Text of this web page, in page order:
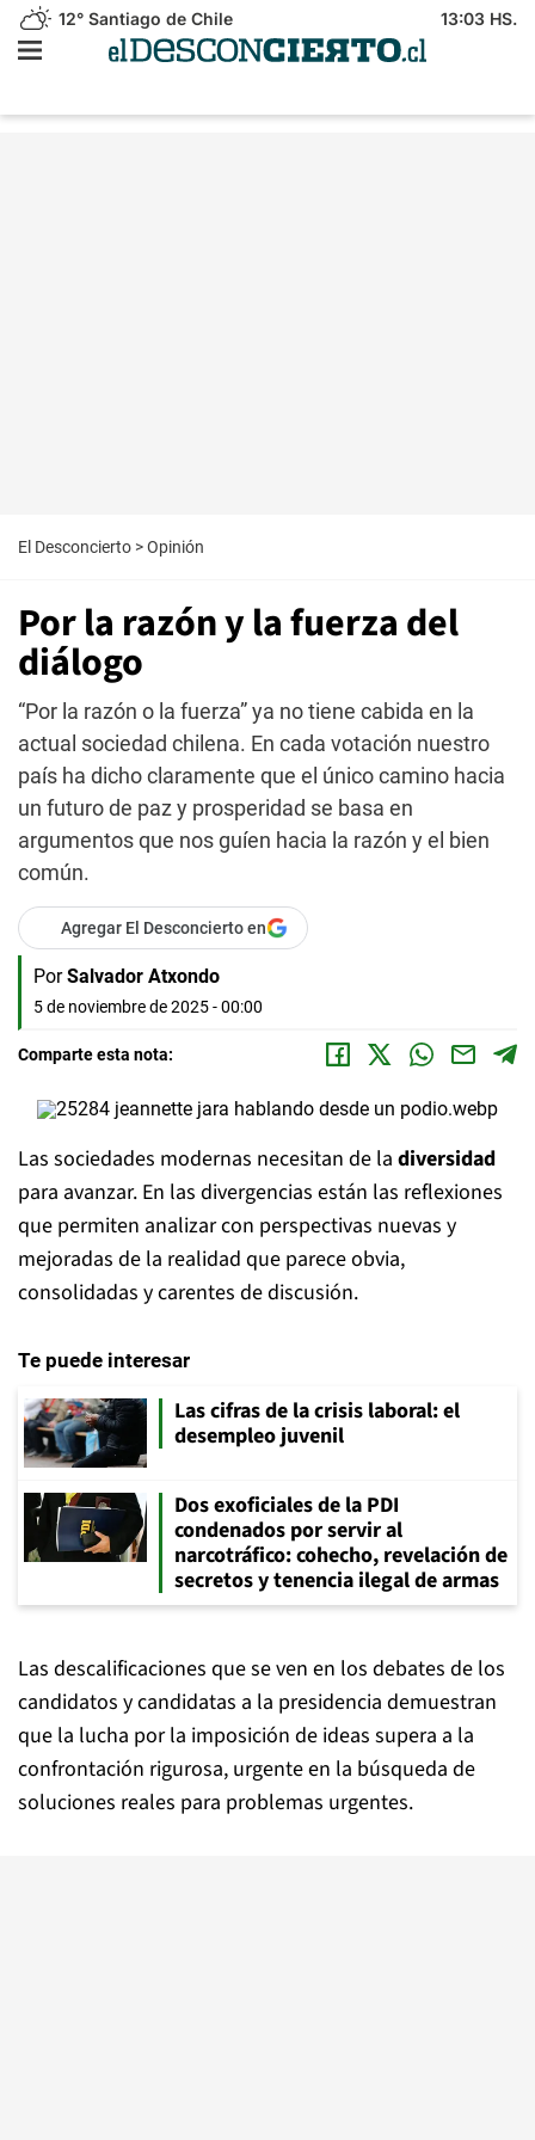
12° Santiago de Chile 13:03 HS.
El Desconcierto >Opinión
Por la razón y la fuerza del
diálogo
“Por la razón o la fuerza” ya no tiene cabida en la
actual sociedad chilena. En cada votación nuestro
país ha dicho claramente que el único camino hacia
un futuro de paz y prosperidad se basa en
argumentos que nos guíen hacia la razón y el bien
común.
Agregar El Desconcierto en
Por Salvador Atxondo
5 de noviembre de 2025 - 00:00
Comparte esta nota:
Las sociedades modernas necesitan de la diversidad
para avanzar. En las divergencias están las reflexiones
que permiten analizar con perspectivas nuevas y
mejoradas de la realidad que parece obvia,
consolidadas y carentes de discusión.
Te puede interesar
Las cifras de la crisis laboral: el
desempleo juvenil
Dos exoficiales de la PDI
condenados por servir al
narcotráfico: cohecho, revelación de
secretos y tenencia ilegal de armas
Las descalificaciones que se ven en los debates de los
candidatos y candidatas a la presidencia demuestran
que la lucha por la imposición de ideas supera a la
confrontación rigurosa, urgente en la búsqueda de
soluciones reales para problemas urgentes.